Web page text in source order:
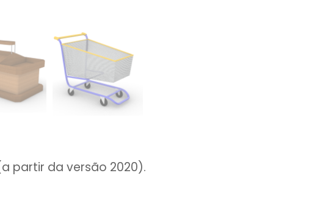
partir da versão 2020).